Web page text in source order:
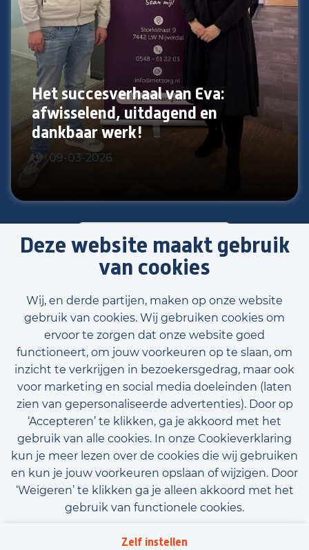
Deze website maakt gebruik
van cookies
Wij, en derde partijen, maken op onze website
gebruik van cookies. Wij gebruiken cookies om
ervoor te zorgen dat onze website goed
functioneert, om jouw voorkeuren op te slaan, om
inzicht te verkrijgen in bezoekersgedrag, maar ook
voor marketing en social media doeleinden (laten
zien van gepersonaliseerde advertenties). Door op
‘Accepteren’ te klikken, ga je akkoord met het
gebruik van alle cookies. In onze Cookieverklaring
kun je meer lezen over de cookies die wij gebruiken
en kun je jouw voorkeuren opslaan of wijzigen. Door
‘Weigeren’ te klikken ga je alleen akkoord met het
gebruik van functionele cookies.
Zelf instellen
Het succesverhaal van Eva:
afwisselend, uitdagend en
dankbaar werk!
09-03-2026
Bekijk meer verhalen
Algemene voorwaarden Privacy